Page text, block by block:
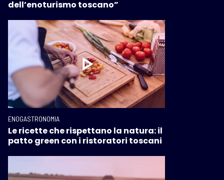
dell’enoturismo toscano”
ENOGASTRONOMIA
Le ricette che rispettano la natura: il
patto green con i ristoratori toscani